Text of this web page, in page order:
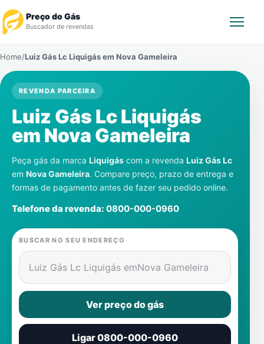
Preço do Gás
Buscador de revendas
Revendedor
Notícias
Cadastre-se
Gás
Home/Luiz Gás Lc Liquigás em Nova Gameleira
REVENDA PARCEIRA
Luiz Gás Lc Liquigás
em Nova Gameleira
Peça gás da marca Liquigás com a revenda Luiz Gás Lc
em Nova Gameleira. Compare preço, prazo de entrega e
formas de pagamento antes de fazer seu pedido online.
Telefone da revenda: 0800-000-0960
BUSCAR NO SEU ENDEREÇO
Luiz Gás Lc Liquigás emNova Gameleira
Ver preço do gás
Ligar 0800-000-0960